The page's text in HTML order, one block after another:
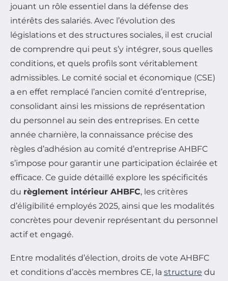
jouant un rôle essentiel dans la défense des
intérêts des salariés. Avec l’évolution des
législations et des structures sociales, il est crucial
de comprendre qui peut s’y intégrer, sous quelles
conditions, et quels profils sont véritablement
admissibles. Le comité social et économique (CSE)
a en effet remplacé l’ancien comité d’entreprise,
consolidant ainsi les missions de représentation
du personnel au sein des entreprises. En cette
année charnière, la connaissance précise des
règles d’adhésion au comité d’entreprise AHBFC
s’impose pour garantir une participation éclairée et
efficace. Ce guide détaillé explore les spécificités
du règlement intérieur AHBFC, les critères
d’éligibilité employés 2025, ainsi que les modalités
concrètes pour devenir représentant du personnel
actif et engagé.
Entre modalités d’élection, droits de vote AHBFC
et conditions d’accès membres CE, la structure du